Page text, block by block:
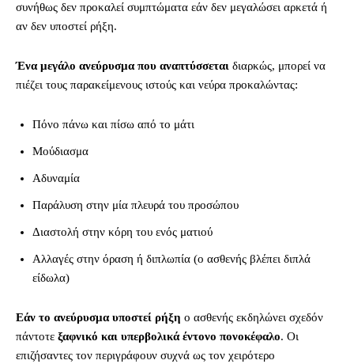
συνήθως δεν προκαλεί συμπτώματα εάν δεν μεγαλώσει αρκετά ή
αν δεν υποστεί ρήξη.
Ένα μεγάλο ανεύρυσμα που αναπτύσσεται διαρκώς, μπορεί να
πιέζει τους παρακείμενους ιστούς και νεύρα προκαλώντας:
Πόνο πάνω και πίσω από το μάτι
Μούδιασμα
Αδυναμία
Παράλυση στην μία πλευρά του προσώπου
Διαστολή στην κόρη του ενός ματιού
Αλλαγές στην όραση ή διπλωπία (ο ασθενής βλέπει διπλά
είδωλα)
Εάν το ανεύρυσμα υποστεί ρήξη ο ασθενής εκδηλώνει σχεδόν
πάντοτε ξαφνικό και υπερβολικά έντονο πονοκέφαλο. Οι
επιζήσαντες τον περιγράφουν συχνά ως τον χειρότερο